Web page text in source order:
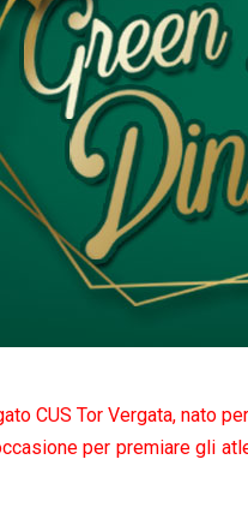
CUS Tor Vergata, nato
per premiare gli